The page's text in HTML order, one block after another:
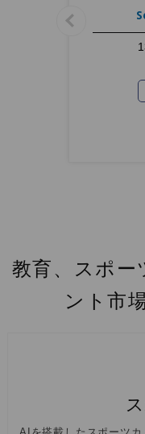
教育、スポー
ント市